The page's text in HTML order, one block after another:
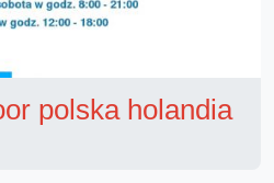
polska holandia